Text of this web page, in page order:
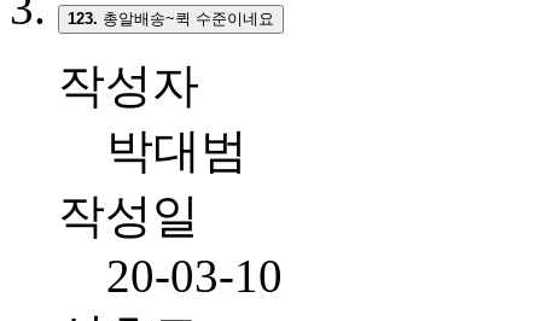
123. 총알배송~퀵 수준이네요
작성자
박대범
작성일
20-03-10